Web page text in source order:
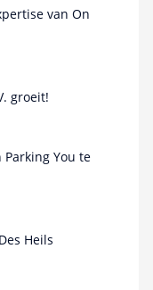
van On
groeit!
You te
Heils